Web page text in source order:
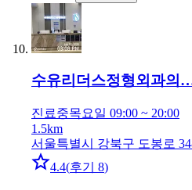
수유리더스정형외과의
진료중목요일 09:00 ~ 20:00
1.5km
서울특별시 강북구 도봉로
4.4(후기 8)